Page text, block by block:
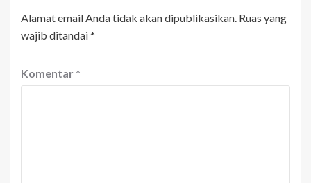
Alamat email Anda tidak akan dipublikasikan. Ruas yang
wajib ditandai*
Komentar *